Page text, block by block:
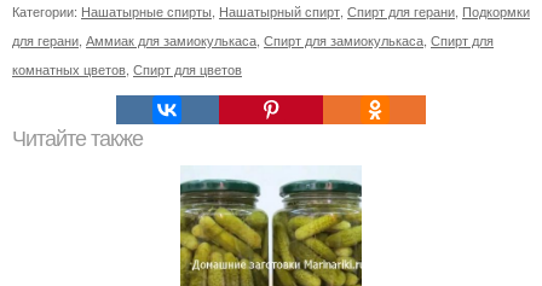
Категории: Нашатырные спирты Нашатырный спирт Спирт для герани Подкормки
для герани Аммиак для замиокулькаса Спирт для замиокулькаса Спирт для
комнатных цветов Спирт для цветов
Читайте также